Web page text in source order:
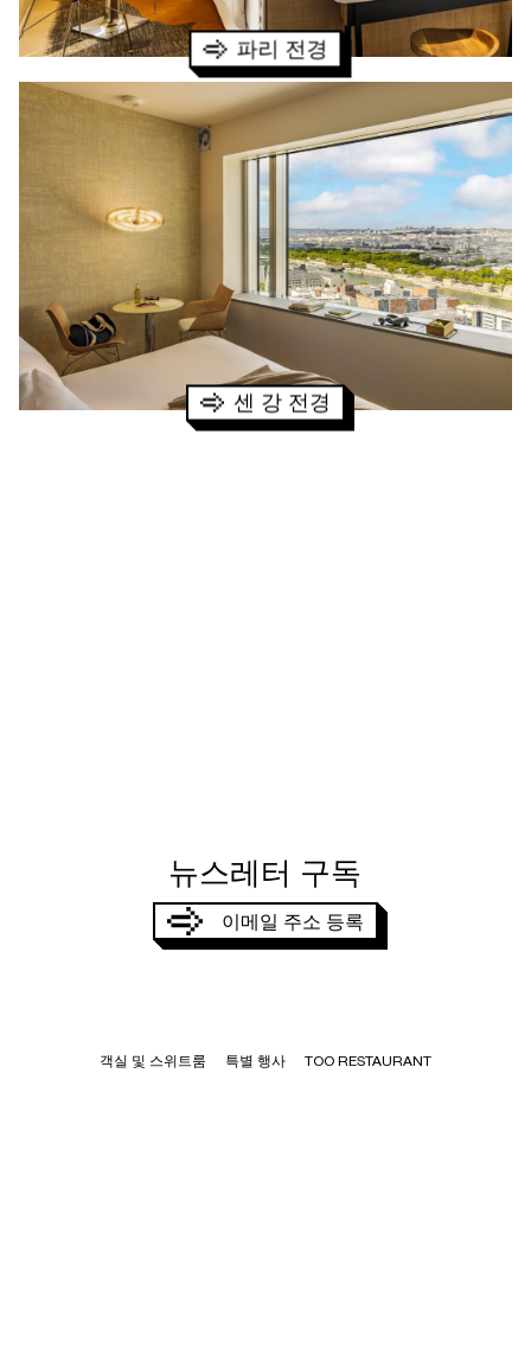
파리 전경
센 강 전경
뉴스레터 구독
이메일 주소 등록
JE SOUHAITE RECEVOIR
MERCI,
VOTRE DEMANDE A ÉTÉ PRISE EN
COMPTE
객실 및 스위트룸 특별 행사
TOO RESTAURANT